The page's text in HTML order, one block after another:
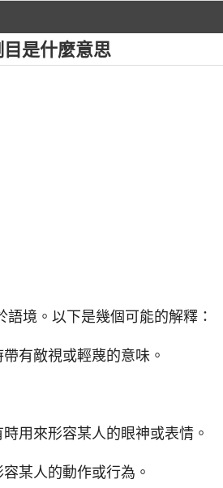
目是什麼意思
境。以下是幾個可能的解釋：
有敵視或輕蔑的意味。
用來形容某人的眼神或表情。
某人的動作或行為。